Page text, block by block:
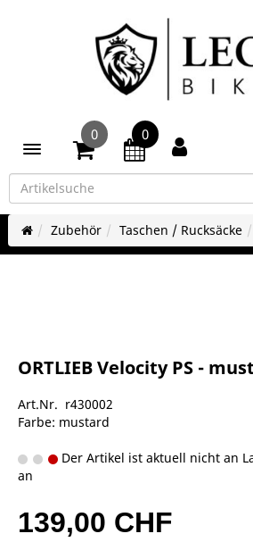
Toggle navigation
0 0
Zubehör Taschen / Rucksäcke
ORTLIEB Velocity PS -
Art.Nr. r430002
Farbe: mustard
Der Artikel ist aktuell nicht an
an
139,00 CHF